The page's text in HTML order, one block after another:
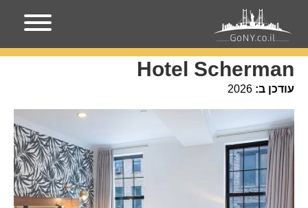
עמוד הבית מקומות בניו-יורק
Hotel Scherman
עודכן ב: 2026